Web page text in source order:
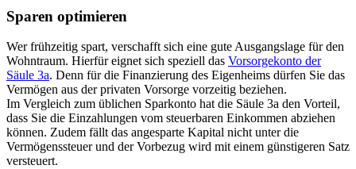
Sparen optimieren
Wer frühzeitig spart, verschafft sich eine gute Ausgangslage für den
Wohntraum. Hierfür eignet sich speziell das Vorsorgekonto der
Säule 3a. Denn für die Finanzierung des Eigenheims dürfen Sie das
Vermögen aus der privaten Vorsorge vorzeitig beziehen.
Im Vergleich zum üblichen Sparkonto hat die Säule 3a den Vorteil,
dass Sie die Einzahlungen vom steuerbaren Einkommen abziehen
können. Zudem fällt das angesparte Kapital nicht unter die
Vermögenssteuer und der Vorbezug wird mit einem günstigeren Satz
versteuert.